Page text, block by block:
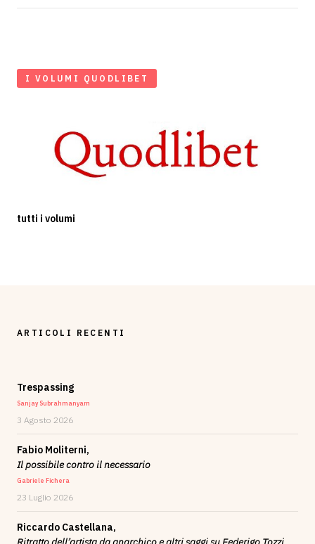
I VOLUMI QUODLIBET
tutti i volumi
ARTICOLI RECENTI
Trespassing
Sanjay Subrahmanyam
3 Agosto 2026
Fabio Moliterni,
Il possibile contro il necessario
Gabriele Fichera
23 Luglio 2026
Riccardo Castellana,